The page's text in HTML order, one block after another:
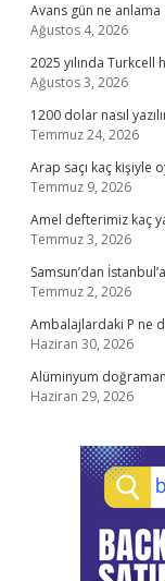
Avans gün ne anlama
Ağustos 4, 2026
2025 yılında
Ağustos 3, 2026
1200 dolar nasıl
Temmuz 24, 2026
Arap saçı kaç kişiyle
Temmuz 9, 2026
Amel defterimiz kaç
Temmuz 3, 2026
Samsun’dan
Temmuz 2, 2026
Ambalajlardaki P ne
Haziran 30, 2026
Alüminyum
Haziran 29, 2026